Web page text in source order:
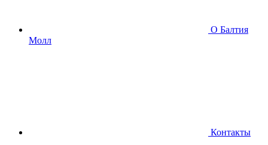
О Балтия
Молл
Контакты